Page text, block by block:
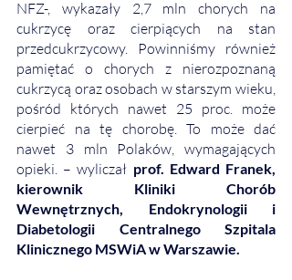
NFZ-, wykazały 2,7 mln chorych na
cukrzycę oraz cierpiących na stan
przedcukrzycowy. Powinniśmy również
pamiętać o chorych z nierozpoznaną
cukrzycą oraz osobach w starszym wieku,
pośród których nawet 25 proc. może
cierpieć na tę chorobę. To może dać
nawet 3 mln Polaków, wymagających
opieki. – wyliczał prof. Edward Franek,
kierownik Kliniki Chorób
Wewnętrznych, Endokrynologii i
Diabetologii Centralnego Szpitala
Klinicznego MSWiA w Warszawie.